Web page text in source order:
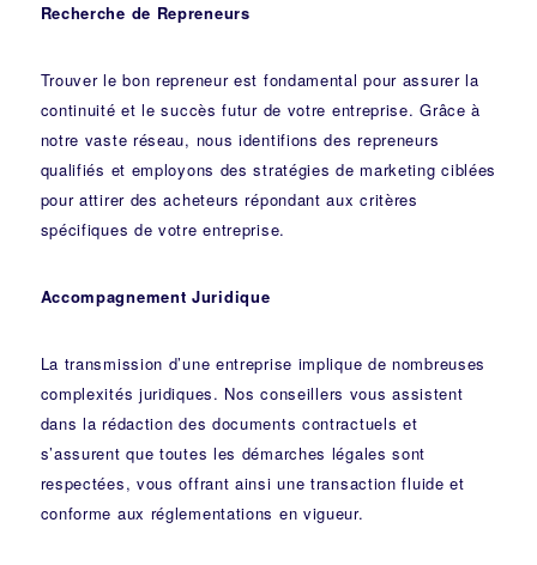
Recherche de Repreneurs
Trouver le bon repreneur est fondamental pour assurer la
continuité et le succès futur de votre entreprise. Grâce à
notre vaste réseau, nous identifions des repreneurs
qualifiés et employons des stratégies de marketing ciblées
pour attirer des acheteurs répondant aux critères
spécifiques de votre entreprise.
Accompagnement Juridique
La transmission d’une entreprise implique de nombreuses
complexités juridiques. Nosconseillers vous assistent
dans la rédaction des documents contractuels et
s’assurent que toutes les démarches légales sont
respectées, vous offrant ainsi une transaction fluide et
conforme aux réglementations en vigueur.